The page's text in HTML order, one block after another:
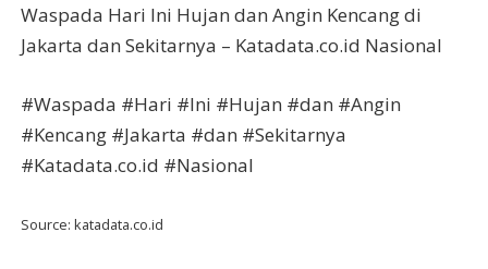
Waspada Hari Ini Hujan dan Angin Kencang di
Jakarta dan Sekitarnya – Katadata.co.id Nasional
#Waspada #Hari #Ini #Hujan #dan #Angin
#Kencang #Jakarta #dan #Sekitarnya
#Katadata.co.id #Nasional
Source: katadata.co.id